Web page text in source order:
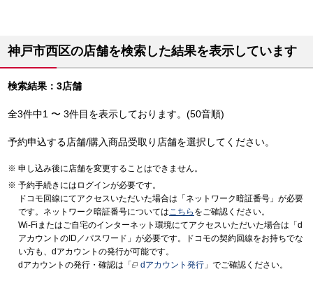
神戸市西区の店舗を検索した結果を表示しています
検索結果：3店舗
全3件中1 〜 3件目を表示しております。(50音順)
予約申込する店舗/購入商品受取り店舗を選択してください。
申し込み後に店舗を変更することはできません。
予約手続きにはログインが必要です。
ドコモ回線にてアクセスいただいた場合は「ネットワーク暗証番号」が必要
です。ネットワーク暗証番号についてはこちら をご確認ください。
Wi-Fiまたはご自宅のインターネット環境にてアクセスいただいた場合は「d
アカウントのID／パスワード」が必要です。ドコモの契約回線をお持ちでな
い方も、dアカウントの発行が可能です。
dアカウントの発行・確認は「
dアカウント発行 」でご確認ください。